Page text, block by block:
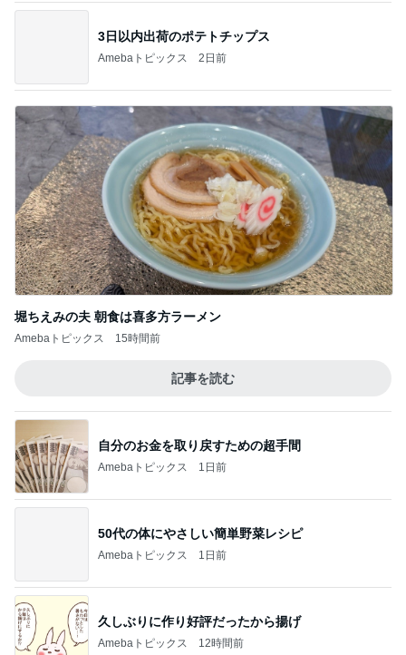
3日以内出荷のポテトチップス
Amebaトピックス 2日前
堀ちえみの夫 朝食は喜多方ラーメン
Amebaトピックス 15時間前
記事を読む
自分のお金を取り戻すための超手間
Amebaトピックス 1日前
50代の体にやさしい簡単野菜レシピ
Amebaトピックス 1日前
久しぶりに作り好評だったから揚げ
Amebaトピックス 12時間前